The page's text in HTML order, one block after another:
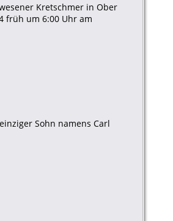
Kretschmer in Ober
früh um 6:00 Uhr am
Sohn namens Carl